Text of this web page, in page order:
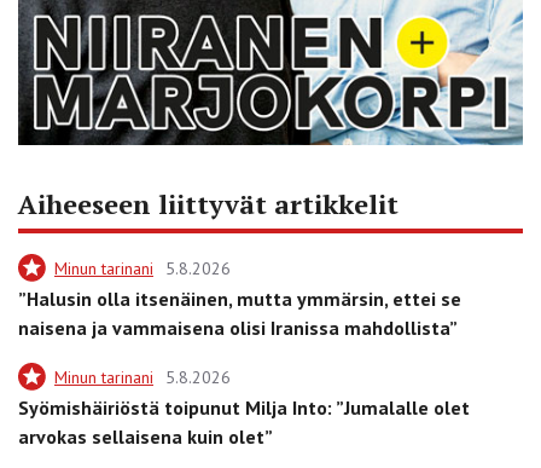
Aiheeseen liittyvät artikkelit
Minun tarinani 5.8.2026
”Halusin olla itsenäinen, mutta ymmärsin, ettei se
naisena ja vammaisena olisi Iranissa mahdollista”
Minun tarinani 5.8.2026
Syömishäiriöstä toipunut Milja Into: ”Jumalalle olet
arvokas sellaisena kuin olet”